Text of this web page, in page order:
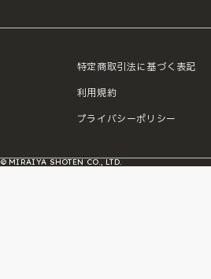
特定商取引法に基づく表記
利用規約
プライバシーポリシー
© MIRAIYA SHOTEN CO., LTD.